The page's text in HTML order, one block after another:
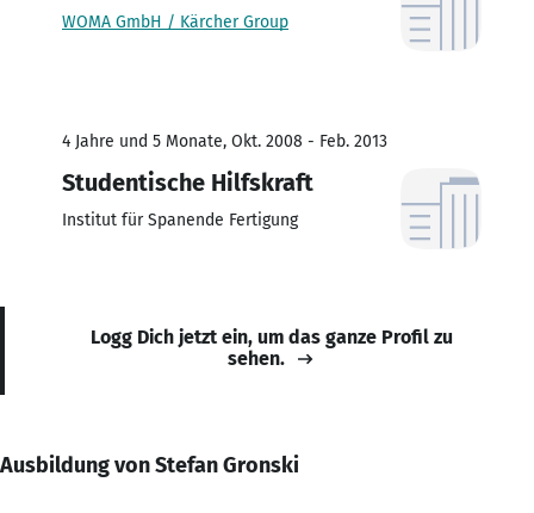
WOMA GmbH / Kärcher Group
4 Jahre und 5 Monate, Okt. 2008 - Feb. 2013
Studentische Hilfskraft
Institut für Spanende Fertigung
Logg Dich jetzt ein, um das ganze Profil zu
sehen.
Ausbildung von Stefan Gronski